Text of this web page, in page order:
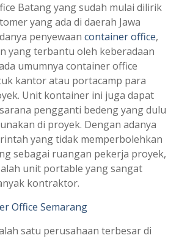
Batang yang sudah mulai dilirik
yang ada di daerah Jawa
penyewaan container office,
yang terbantu oleh keberadaan
umumnya container office
kantor atau portacamp para
Unit kontainer ini juga dapat
pengganti bedeng yang dulu
di proyek. Dengan adanya
yang tidak memperbolehkan
sebagai ruangan pekerja proyek,
unit portable yang sangat
kontraktor.
Office Semarang
satu perusahaan terbesar di